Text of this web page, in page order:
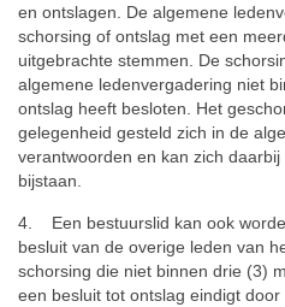
en ontslagen. De algemene
schorsing of ontslag met een
uitgebrachte stemmen. De
algemene ledenvergadering niet
ontslag heeft besloten. Het
gelegenheid gesteld zich in de
verantwoorden en kan zich
bijstaan.
4. Een bestuurslid kan ook
besluit van de overige leden van
schorsing die niet binnen drie (3)
een besluit tot ontslag eindigt door